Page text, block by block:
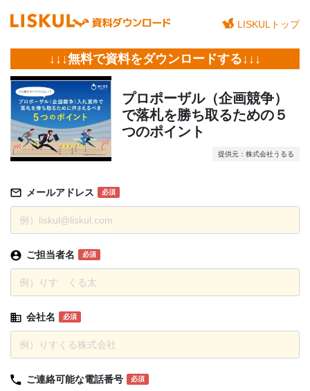
LISKULトップ
↓↓↓無料で資料をダウンロードする↓↓↓
プロポーザル（企画競争）
で落札を勝ち取るための５
つのポイント
提供元：株式会社うるる
メールアドレス 必須
ご担当者名 必須
会社名 必須
ご連絡可能な電話番号 必須